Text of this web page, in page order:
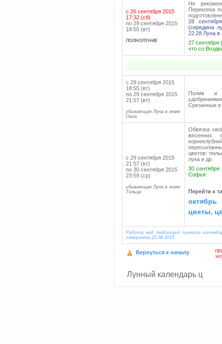
с 26 сентября 2015
17:32 (сб)
по 29 сентября 2015
18:55 (вт)
ПОЛНОЛУНИЕ
Не
Перекопка
28
(середина
22:28 Луна в
27 сентября
что со
с 29 сентября 2015
18:55 (вт)
по 29 сентября 2015
21:57 (вт)
убывающая Луна в знаке
Овна
Полив и
Срезанные в
с 29 сентября 2015
21:57 (вт)
по 30 сентября 2015
23:59 (ср)
убывающая Луна в знаке
Тельца
Обвязка
весенних
цветов:
лука и др.
30
Софья.
Перейти к
цветы,
Работа над таблицей лунного
завершена 25.08.2015
Вернуться к началу
Лунный календарь ц